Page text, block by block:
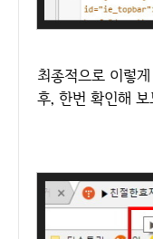
최종적으로 이렇
후, 한번 확인해